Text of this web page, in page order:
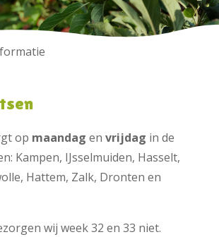
op maandag en vrijdag in de
Kampen, IJsselmuiden, Hasselt,
Hattem, Zalk, Dronten en
wij week 32 en 33 niet.